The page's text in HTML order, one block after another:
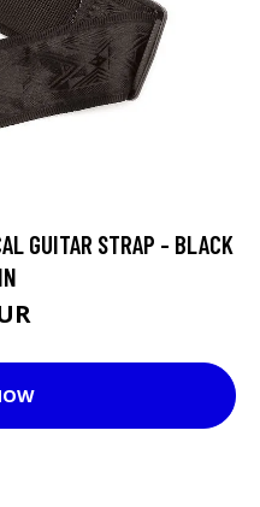
GUITAR STRAP - BLACK